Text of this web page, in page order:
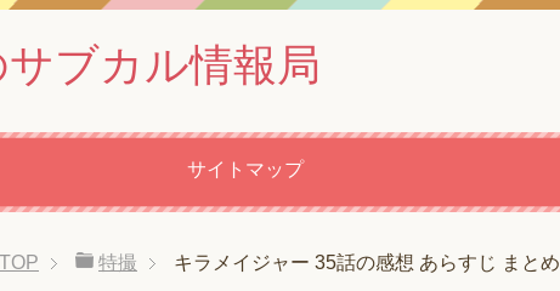
ブカル情報局
サイトマップ
TOP 特撮 キラメイジャー 35話の感想 あらすじ まとめ